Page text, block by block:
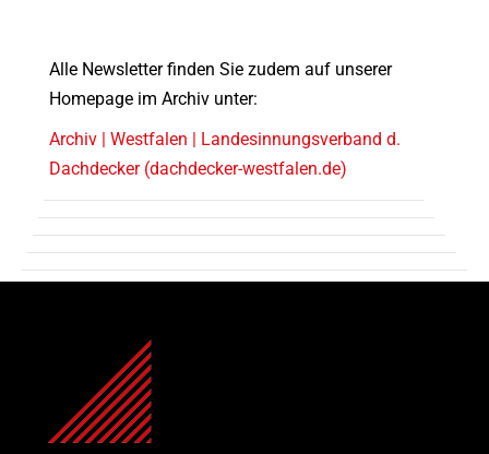
Alle Newsletter finden Sie zudem auf unserer
Homepage im Archiv unter:
Archiv | Westfalen | Landesinnungsverband d.
Dachdecker (dachdecker-westfalen.de)